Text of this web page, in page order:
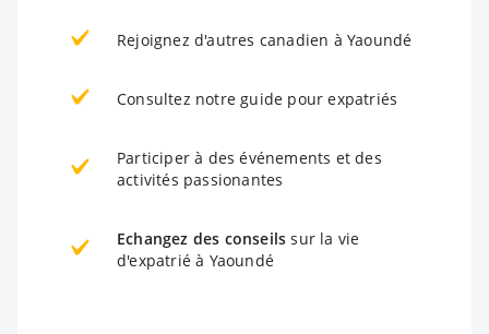
Rejoignez d'autres canadien à Yaoundé
Consultez notre guide pour expatriés
Participer à des événements et des
activités passionantes
Echangez des conseils sur la vie
d'expatrié à Yaoundé